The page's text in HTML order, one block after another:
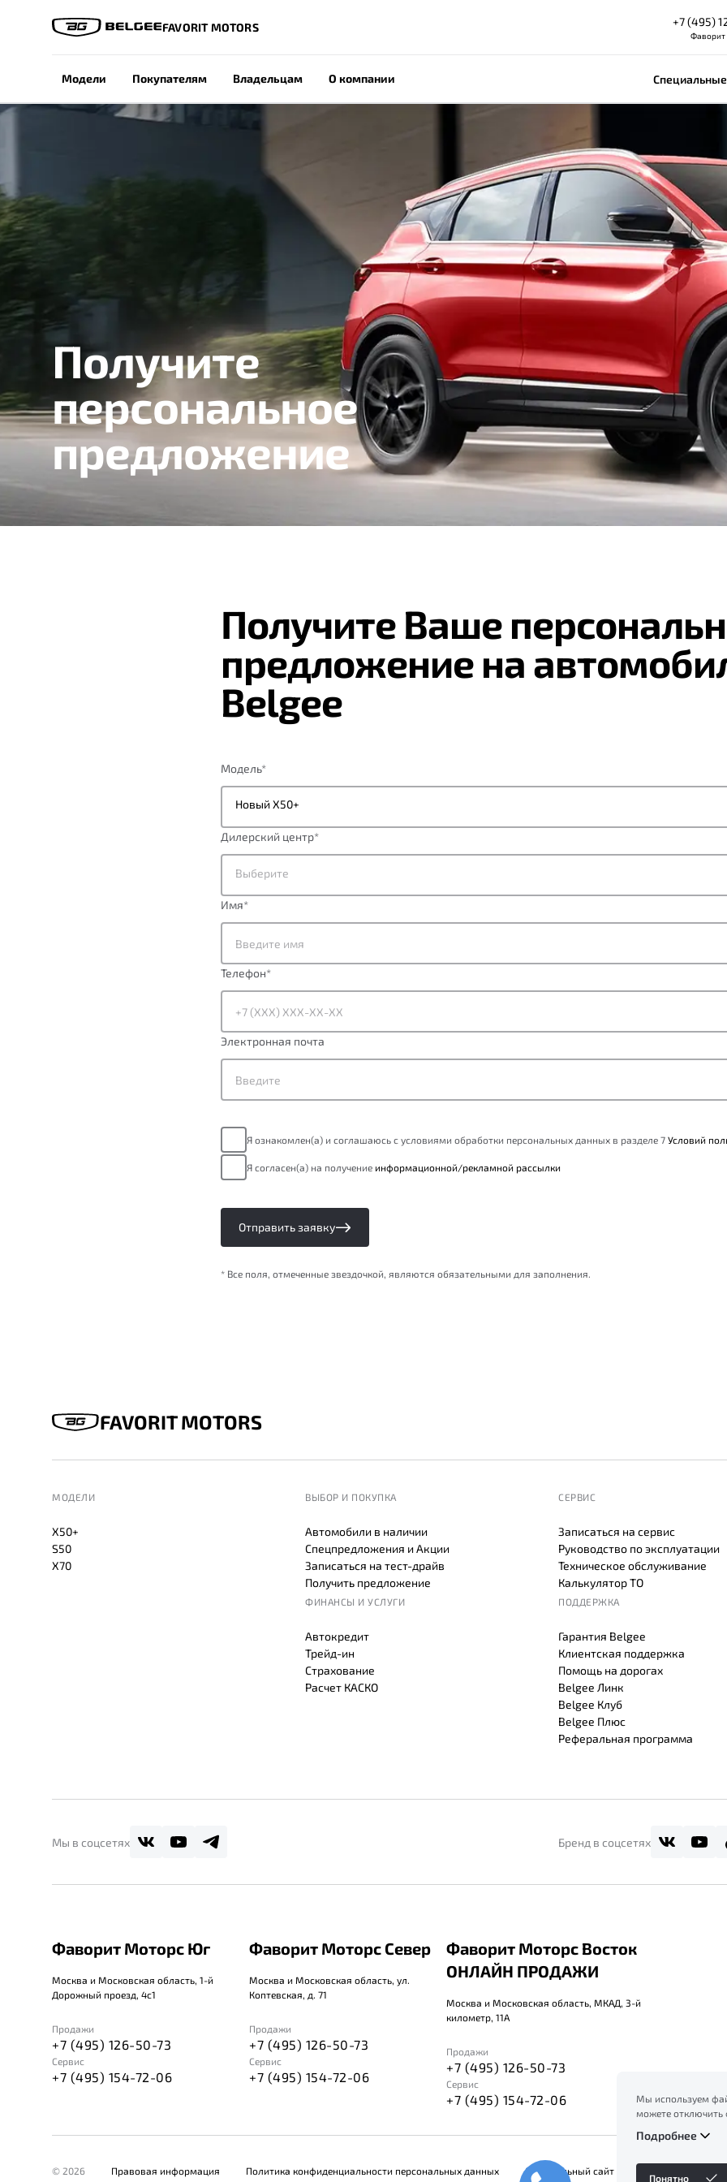
FAVORIT MOTORS +7 (495)
Модели Покупателям Владельцам О компании
Получите
персональное
предложение
Получите Ваше
предложение на
Belgee
Модель*
Новый X50+
Дилерский центр*
Выберите
Имя*
Телефон*
Электронная почта
Я ознакомлен(а) и соглашаюсь с условиями обработки персональных данных в разделе 7 Условий
Я согласен(а) на получение информационной/рекламной рассылки
Отправить заявку
* Все поля, отмеченные звездочкой, являются обязательными для заполнения.
FAVORIT MOTORS
МОДЕЛИ
X50+
S50
X70
ВЫБОР И ПОКУПКА
Автомобили в наличии
Спецпредложения и Акции
Записаться на тест-драйв
Получить предложение
ФИНАНСЫ И УСЛУГИ
Автокредит
Трейд-ин
Страхование
Расчет КАСКО
СЕРВИС
Записаться на сервис
Руководство по эксплуатации
Техническое обслуживание
Калькулятор ТО
ПОДДЕРЖКА
Гарантия Belgee
Клиентская поддержка
Помощь на дорогах
Belgee Линк
Belgee Клуб
Belgee Плюс
Реферальная программа
Мы в соцсетях Бренд в соцсетях
Фаворит Моторс Юг
Москва и Московская область, 1-й
Дорожный проезд, 4с1
Продажи
+7 (495) 126-50-73
Сервис
+7 (495) 154-72-06
Фаворит Моторс Север
Москва и Московская область, ул.
Коптевская, д. 71
Продажи
+7 (495) 126-50-73
Сервис
+7 (495) 154-72-06
Фаворит Моторс Восток
ОНЛАЙН ПРОДАЖИ
Москва и Московская область, МКАД, 3-й
километр, 11А
Продажи
+7 (495) 126-50-73
Сервис
+7 (495) 154-72-06
© 2026 Правовая информация Политика конфиденциальности персональных данных Официальный сайт Belgee в России
Мы используем
можете отключить
ознакомление с
Подробнее
Понятно